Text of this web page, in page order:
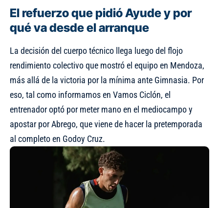
El refuerzo que pidió Ayude y por
qué va desde el arranque
La decisión del cuerpo técnico llega luego del flojo
rendimiento colectivo que mostró el equipo en Mendoza,
más allá de la victoria por la mínima ante Gimnasia. Por
eso, tal como informamos en Vamos Ciclón, el
entrenador optó por meter mano en el mediocampo y
apostar por Abrego, que viene de hacer la pretemporada
al completo en Godoy Cruz.